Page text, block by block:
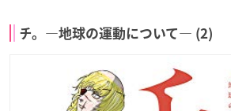
チ。―地球の運動について― (2)